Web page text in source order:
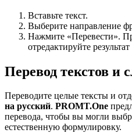
Вставьте текст.
Выберите направление
Нажмите «Перевести».
отредактируйте
Перевод текстов и
Переводите целые тексты и
на русский. PROMT.One
перевода, чтобы вы могли
естественную формулировку.